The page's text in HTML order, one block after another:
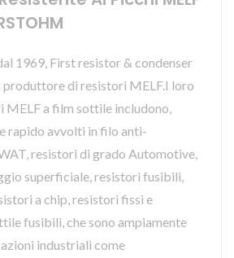
1969, First resistor & condenser
produttore di resistori MELF.I loro
a film sottile includono,
rapido avvolti in filo anti-
resistori di grado Automotive,
superficiale, resistori fusibili,
a chip, resistori fissi e
fusibili, che sono ampiamente
industriali come